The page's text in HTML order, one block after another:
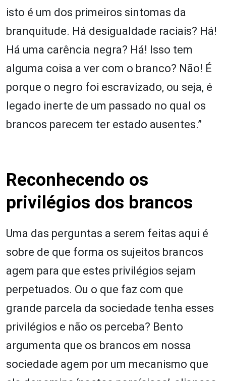
isto é um dos primeiros sintomas da
branquitude. Há desigualdade raciais? Há!
Há uma carência negra? Há! Isso tem
alguma coisa a ver com o branco? Não! É
porque o negro foi escravizado, ou seja, é
legado inerte de um passado no qual os
brancos parecem ter estado ausentes.”
Reconhecendo os
privilégios dos brancos
Uma das perguntas a serem feitas aqui é
sobre de que forma os sujeitos brancos
agem para que estes privilégios sejam
perpetuados. Ou o que faz com que
grande parcela da sociedade tenha esses
privilégios e não os perceba? Bento
argumenta que os brancos em nossa
sociedade agem por um mecanismo que